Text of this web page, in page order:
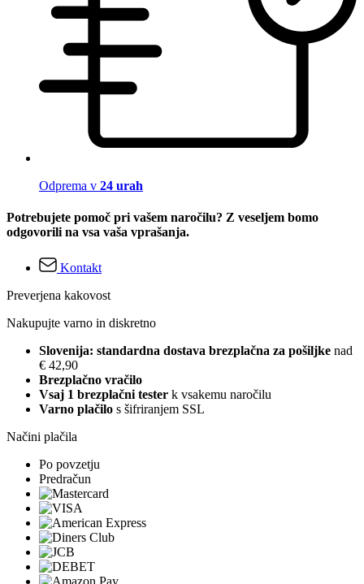
Odprema v 24 urah
Potrebujete pomoč pri vašem naročilu? Z veseljem bomo
odgovorili na vsa vaša vprašanja.
Kontakt
Preverjena kakovost
Nakupujte varno in diskretno
Slovenija: standardna dostava brezplačna za pošiljke nad
€ 42,90
Brezplačno vračilo
Vsaj 1 brezplačni tester k vsakemu naročilu
Varno plačilo s šifriranjem SSL
Načini plačila
Po povzetju
Predračun